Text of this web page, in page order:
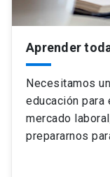
Aprender
Necesitamos
educación para
mercado
prepararnos